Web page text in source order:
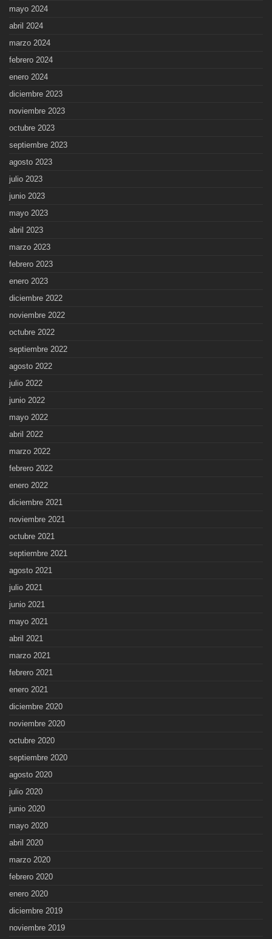
mayo 2024
abril 2024
marzo 2024
febrero 2024
enero 2024
diciembre 2023
noviembre 2023
octubre 2023
septiembre 2023
agosto 2023
julio 2023
junio 2023
mayo 2023
abril 2023
marzo 2023
febrero 2023
enero 2023
diciembre 2022
noviembre 2022
octubre 2022
septiembre 2022
agosto 2022
julio 2022
junio 2022
mayo 2022
abril 2022
marzo 2022
febrero 2022
enero 2022
diciembre 2021
noviembre 2021
octubre 2021
septiembre 2021
agosto 2021
julio 2021
junio 2021
mayo 2021
abril 2021
marzo 2021
febrero 2021
enero 2021
diciembre 2020
noviembre 2020
octubre 2020
septiembre 2020
agosto 2020
julio 2020
junio 2020
mayo 2020
abril 2020
marzo 2020
febrero 2020
enero 2020
diciembre 2019
noviembre 2019